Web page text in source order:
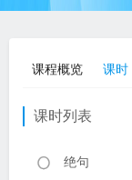
课程概览 课时
课时列表
绝句